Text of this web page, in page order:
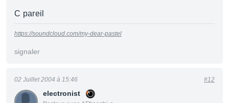
C pareil
https://soundcloud.com/my-dear-pastel
signaler
electronist
02 Juillet 2004 à 15:46 #12